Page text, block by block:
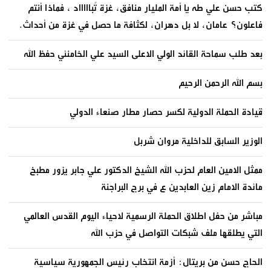
كتب حسن علي طه يا أمة المليار منافق، غزة تُباااااد ، فماذا أنتم
فاعلون؟ عامان، لا بل دهران، لكثافة ما حصل في غزة من أحداث.
بعد طلب سماحة القائد الولي الاعلى السيد علي الخامنئي حفظ الله
بسم الله الرحمن الرحيم
قيادة الحملة الدولية لكسر حصار مطار صنعاء الدولي
الوزير السابق للداخلية مروان شربل
ممثل الامين العام لحزب الله الشيخ الدكتور علي جابر يزور مطبخ
مائدة الامام زين العابدين ع في برج البراجنة
مباشر من حفل اطلاق الحملة الرسمية لاحياء اليوم القدس العالمي
التي يطلقها ملف شبكات التواصل في حزب الله
الحاج حسن من بريتال: أزمة انتخاب رئيس الجمهورية سياسية